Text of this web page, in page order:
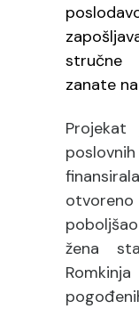
stručne
zanate
Projekat
žena